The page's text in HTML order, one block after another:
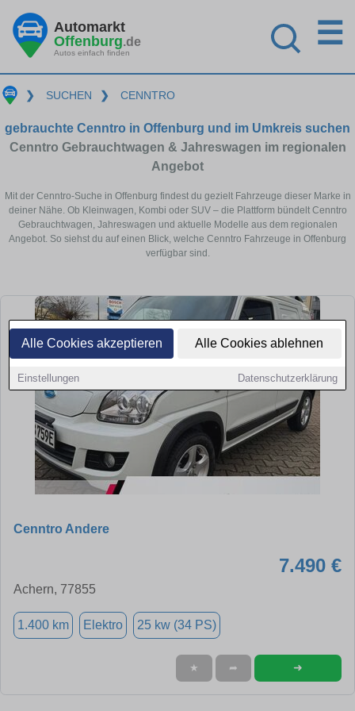
Alle Cookies akzeptieren Alle Cookies ablehnen
Einstellungen Datenschutzerklärung
Automarkt
Offenburg.de
Autos einfach finden
☰
❯ SUCHEN ❯ CENNTRO
gebrauchte Cenntro in Offenburg und im Umkreis suchen
Cenntro Gebrauchtwagen & Jahreswagen im regionalen
Angebot
Mit der Cenntro-Suche in Offenburg findest du gezielt Fahrzeuge dieser Marke in
deiner Nähe. Ob Kleinwagen, Kombi oder SUV – die Plattform bündelt Cenntro
Gebrauchtwagen, Jahreswagen und aktuelle Modelle aus dem regionalen
Angebot. So siehst du auf einen Blick, welche Cenntro Fahrzeuge in Offenburg
verfügbar sind.
Cenntro Andere
7.490 €
Achern, 77855
1.400 km Elektro 25 kw (34 PS)
★ ➦ ➜